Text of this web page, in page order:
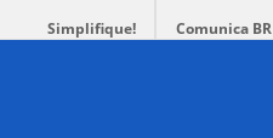
Simplifique! Comunica BR